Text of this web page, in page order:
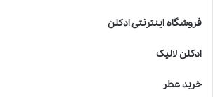
فروشگاه اینترنتی ادکلن
ادکلن لالیک
خرید عطر